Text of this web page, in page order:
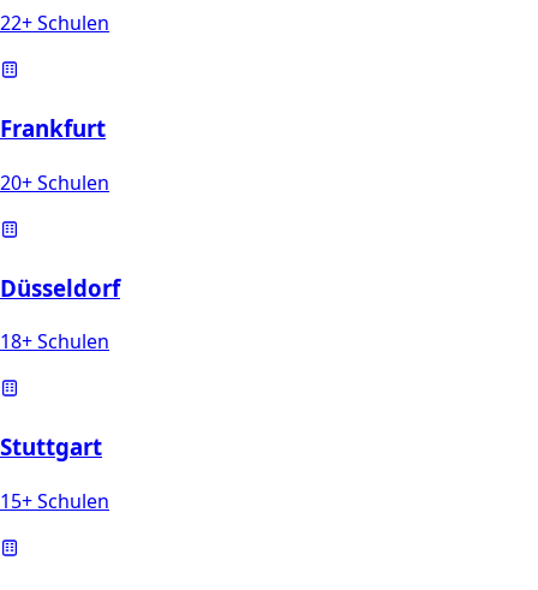
22+ Schulen
Frankfurt
20+ Schulen
Düsseldorf
18+ Schulen
Stuttgart
15+ Schulen